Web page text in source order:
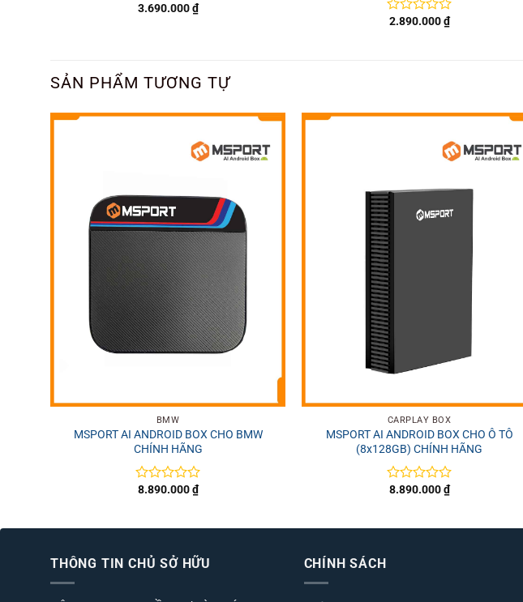
Được
sao
3.690.000₫
Được
2.890.000₫
SẢN PHẨM TƯƠNG TỰ
BMW
MSPORT AI ANDROID BOX CHO BMW
CHÍNH HÃNG
Được
0
sao
8.890.000₫
CARPLAY BOX
MSPORT AI ANDROID BOX CHO Ô TÔ
(8x128GB) CHÍNH HÃNG
Được
0
8.890.000₫
THÔNG TIN CHỦ SỞ HỮU CHÍNH SÁCH